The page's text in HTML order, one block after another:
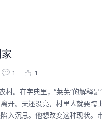
1 1
。在字典里，“莱芜”的解释
开。天还没亮，村里人就要
入沉思。他想改变这种现状。